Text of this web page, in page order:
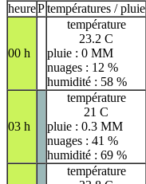
heurePtempératures / pluie
00 h
température
23.2 C
pluie : 0 MM
nuages : 12 %
humidité : 58 %
03 h
température
21 C
pluie : 0.3 MM
nuages : 41 %
humidité : 69 %
température